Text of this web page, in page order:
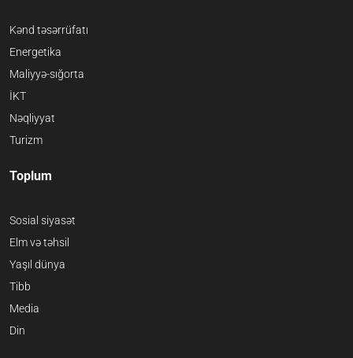
Kənd təsərrüfatı
Energetika
Maliyyə-sığorta
İKT
Nəqliyyat
Turizm
Toplum
Sosial siyasət
Elm və təhsil
Yaşıl dünya
Tibb
Media
Din